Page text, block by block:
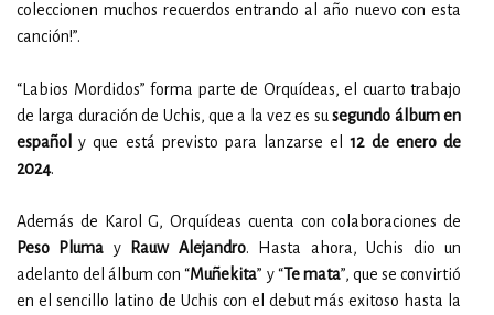
coleccionen muchos recuerdos entrando al año nuevo con esta
canción!”.
“Labios Mordidos” forma parte de Orquídeas, el cuarto trabajo
de larga duración de Uchis, que a la vez es su segundo álbum en
español
y que está previsto para lanzarse el12 de enero de
2024.
Además de Karol G, Orquídeas cuenta con colaboraciones de
Peso Pluma y Rauw Alejandro. Hasta ahora, Uchis dio un
adelanto del álbum con “Muñekita” y “Te mata”, que se convirtió
en el sencillo latino de Uchis con el debut más exitoso hasta la